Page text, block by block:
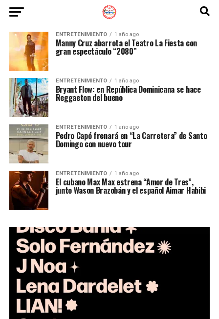
ENTRETENIMIENTO 1 año ago
Manny Cruz abarrota el Teatro La Fiesta con
gran espectáculo “2080”
ENTRETENIMIENTO 1 año ago
Bryant Flow: en República Dominicana se hace
Reggaeton del bueno
ENTRETENIMIENTO 1 año ago
Pedro Capó frenará en “La Carretera” de Santo
Domingo con nuevo tour
ENTRETENIMIENTO 1 año ago
El cubano Max Max estrena “Amor de Tres”,
junto Wason Brazobán y el español Aimar Habibi